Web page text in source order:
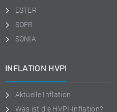
ESTER
SOFR
SONIA
INFLATION HVPI
Aktuelle Inflation
Was ist die HVPI-Inflation?